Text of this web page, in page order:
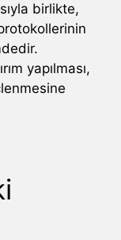
birlikte,
yapılması,